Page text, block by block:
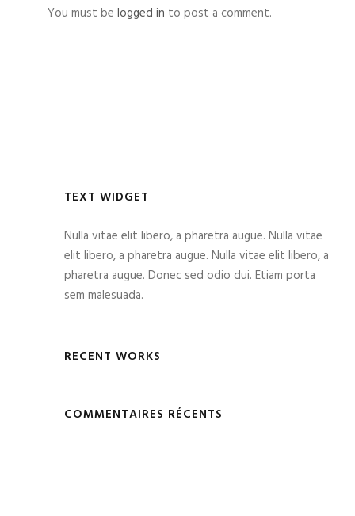
You must be logged in to post a comment.
TEXT WIDGET
Nulla vitae elit libero, a pharetra augue. Nulla vitae
elit libero, a pharetra augue. Nulla vitae elit libero, a
pharetra augue. Donec sed odio dui. Etiam porta
sem malesuada.
RECENT WORKS
COMMENTAIRES RÉCENTS